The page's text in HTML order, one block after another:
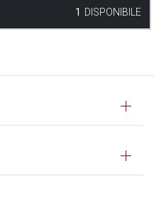
1 DISPONIBILE